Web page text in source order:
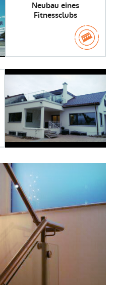
Neubau eines
Fitnessclubs